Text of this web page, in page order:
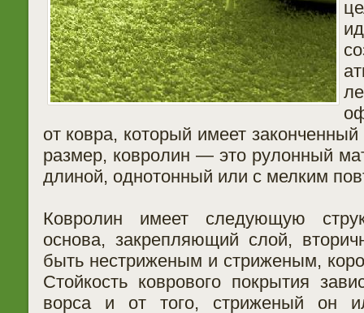
от ковра, который имеет
размер, ковролин — это рулонный
длиной, однотонный или с мелким
Ковролин имеет следующую
основа, закрепляющий слой,
быть нестриженым и стриженым,
Стойкость коврового покрытия
ворса и от того, стриженый он